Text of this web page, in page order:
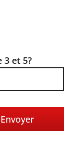
et 5?